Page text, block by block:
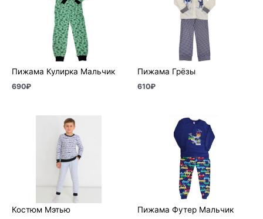
Пижама Кулирка Мальчик
690₽
Пижама Грёзы
610₽
Костюм Мэтью Пижама Футер Мальчик